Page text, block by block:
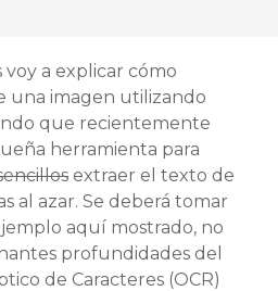
a explicar cómo
una imagen utilizando
que recientemente
herramienta para
extraer el texto de
al azar. Se deberá tomar
aquí mostrado, no
profundidades del
de Caracteres (OCR)